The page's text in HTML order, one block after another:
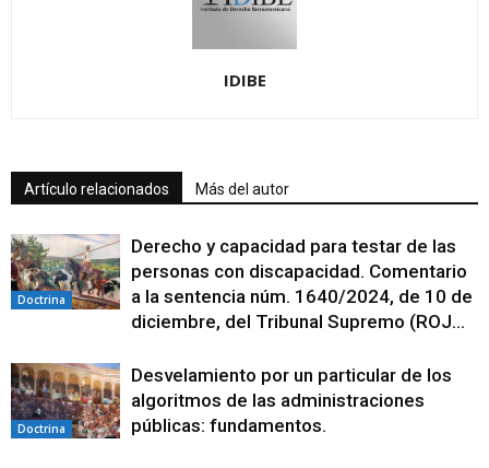
IDIBE
Artículo relacionados Más del autor
Doctrina
Derecho y capacidad para testar de las
personas con discapacidad. Comentario
a la sentencia núm. 1640/2024, de 10 de
diciembre, del Tribunal Supremo (ROJ...
Doctrina
Desvelamiento por un particular de los
algoritmos de las administraciones
públicas: fundamentos.